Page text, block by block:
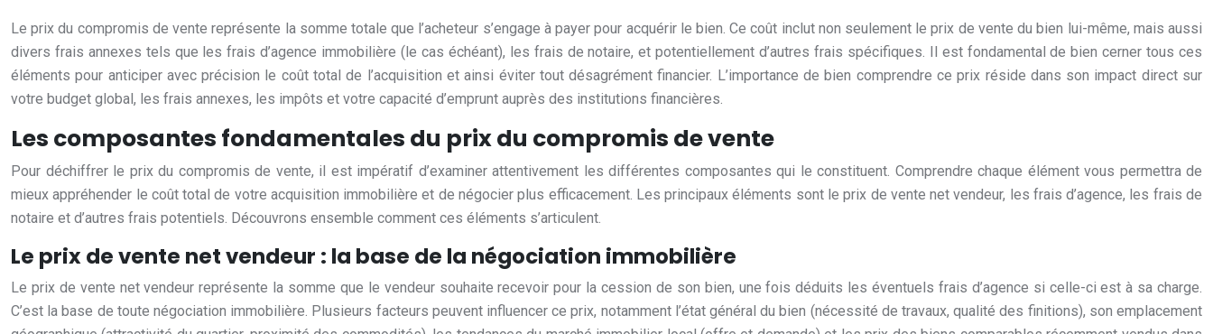
Le prix du compromis de vente représente la somme totale que l’acheteur s’engage à payer pour acquérir le bien. Ce coût inclut non seulement le prix de vente du bien lui-même, mais aussi
divers frais annexes tels que les frais d’agence immobilière (le cas échéant), les frais de notaire, et potentiellement d’autres frais spécifiques. Il est fondamental de bien cerner tous ces
éléments pour anticiper avec précision le coût total de l’acquisition et ainsi éviter tout désagrément financier. L’importance de bien comprendre ce prix réside dans son impact direct sur
votre budget global, les frais annexes, les impôts et votre capacité d’emprunt auprès des institutions financières.
Les composantes fondamentales du prix du compromis de vente
Pour déchiffrer le prix du compromis de vente, il est impératif d’examiner attentivement les différentes composantes qui le constituent. Comprendre chaque élément vous permettra de
mieux appréhender le coût total de votre acquisition immobilière et de négocier plus efficacement. Les principaux éléments sont le prix de vente net vendeur, les frais d’agence, les frais de
notaire et d’autres frais potentiels. Découvrons ensemble comment ces éléments s’articulent.
Le prix de vente net vendeur : la base de la négociation immobilière
Le prix de vente net vendeur représente la somme que le vendeur souhaite recevoir pour la cession de son bien, une fois déduits les éventuels frais d’agence si celle-ci est à sa charge.
C’est la base de toute négociation immobilière. Plusieurs facteurs peuvent influencer ce prix, notamment l’état général du bien (nécessité de travaux, qualité des finitions), son emplacement